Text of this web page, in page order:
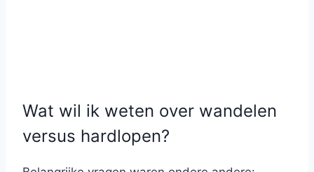
Wat wil ik weten over wandelen
versus hardlopen?